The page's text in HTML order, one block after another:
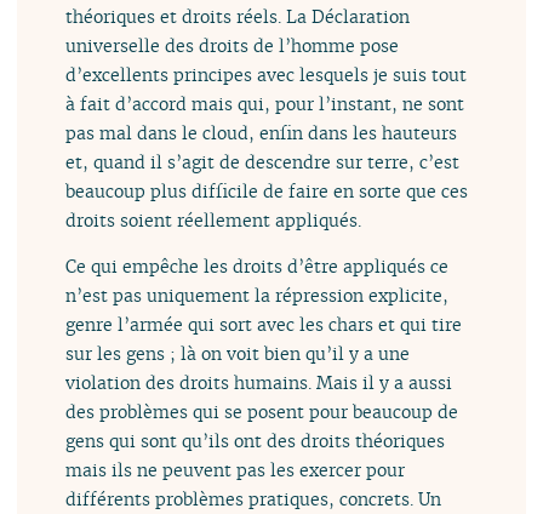
théoriques et droits réels. La Déclaration
universelle des droits de l’homme pose
d’excellents principes avec lesquels je suis tout
à fait d’accord mais qui, pour l’instant, ne sont
pas mal dans le cloud, enfin dans les hauteurs
et, quand il s’agit de descendre sur terre, c’est
beaucoup plus difficile de faire en sorte que ces
droits soient réellement appliqués.
Ce qui empêche les droits d’être appliqués ce
n’est pas uniquement la répression explicite,
genre l’armée qui sort avec les chars et qui tire
sur les gens ; là on voit bien qu’il y a une
violation des droits humains. Mais il y a aussi
des problèmes qui se posent pour beaucoup de
gens qui sont qu’ils ont des droits théoriques
mais ils ne peuvent pas les exercer pour
différents problèmes pratiques, concrets. Un